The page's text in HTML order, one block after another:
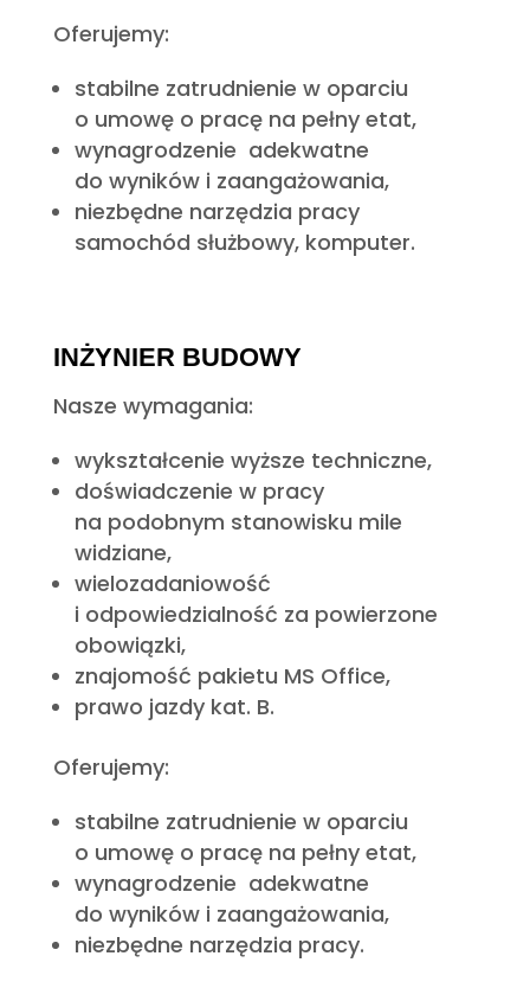
Oferujemy:
stabilne zatrudnienie w oparciu
o umowę o pracę na pełny etat,
wynagrodzenie adekwatne
do wyników i zaangażowania,
niezbędne narzędzia pracy
samochód służbowy, komputer.
INŻYNIER BUDOWY
Nasze wymagania:
wykształcenie wyższe techniczne,
doświadczenie w pracy
na podobnym stanowisku mile
widziane,
wielozadaniowość
i odpowiedzialność za powierzone
obowiązki,
znajomość pakietu MS Office,
prawo jazdy kat. B.
Oferujemy:
stabilne zatrudnienie w oparciu
o umowę o pracę na pełny etat,
wynagrodzenie adekwatne
do wyników i zaangażowania,
niezbędne narzędzia pracy.